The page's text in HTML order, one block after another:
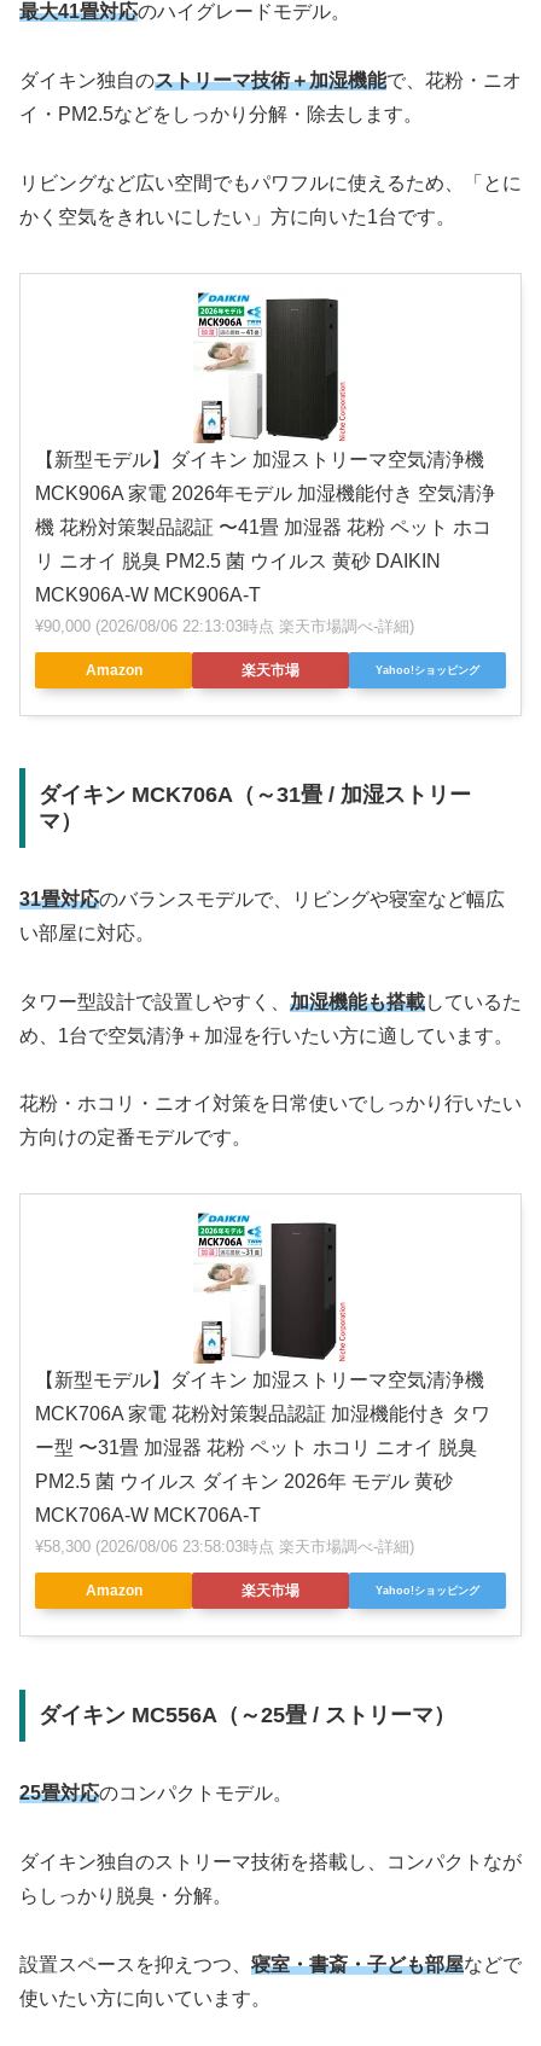
最大41畳対応のハイグレードモデル。
ダイキン独自のストリーマ技術＋加湿機能で、花粉・ニオ
イ・PM2.5などをしっかり分解・除去します。
リビングなど広い空間でもパワフルに使えるため、「とに
かく空気をきれいにしたい」方に向いた1台です。
【新型モデル】ダイキン 加湿ストリーマ空気清浄機
MCK906A 家電 2026年モデル 加湿機能付き 空気清浄
機 花粉対策製品認証 〜41畳 加湿器 花粉 ペット ホコ
リ ニオイ 脱臭 PM2.5 菌 ウイルス 黄砂 DAIKIN
MCK906A-W MCK906A-T
¥90,000 (2026/08/06 22:13:03時点 楽天市場調べ-詳細)
Amazon 楽天市場 Yahoo!ショッピング
ダイキン MCK706A（～31畳 / 加湿ストリー
マ）
31畳対応のバランスモデルで、リビングや寝室など幅広
い部屋に対応。
タワー型設計で設置しやすく、 加湿機能も搭載しているた
め、1台で空気清浄＋加湿を行いたい方に適しています。
花粉・ホコリ・ニオイ対策を日常使いでしっかり行いたい
方向けの定番モデルです。
【新型モデル】ダイキン 加湿ストリーマ空気清浄機
MCK706A 家電 花粉対策製品認証 加湿機能付き タワ
ー型 〜31畳 加湿器 花粉 ペット ホコリ ニオイ 脱臭
PM2.5 菌 ウイルス ダイキン 2026年 モデル 黄砂
MCK706A-W MCK706A-T
¥58,300 (2026/08/06 23:58:03時点 楽天市場調べ-詳細)
Amazon 楽天市場 Yahoo!ショッピング
ダイキン MC556A（～25畳 / ストリーマ）
25畳対応のコンパクトモデル。
ダイキン独自のストリーマ技術を搭載し、コンパクトなが
らしっかり脱臭・分解。
設置スペースを抑えつつ、 寝室・書斎・子ども部屋などで
使いたい方に向いています。